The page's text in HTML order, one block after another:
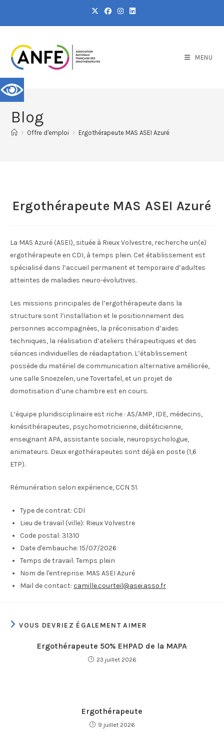
MENU
Blog
> Offre d'emploi > Ergothérapeute MAS ASEI Azuré
Ergothérapeute MAS ASEI Azuré
La MAS Azuré (ASEI), située à Rieux Volvestre, recherche un(e)
ergothérapeute en CDI, à temps plein. Cet établissement est
spécialisé dans l’accueil permanent et temporaire d’adultes
atteintes de maladies neuro-évolutives.
Les missions principales de l’ergothérapeute dans la
structure sont l’installation et le positionnement des
personnes accompagnées, la préconisation d’aides
techniques, la réalisation d’ateliers thérapeutiques et des
séances individuelles de réadaptation. L’établissement
possède du matériel de communication alternative améliorée,
une salle Snoezelen, une Tovertafel, et un projet de
domotisation d’une chambre est en cours.
L’équipe pluridisciplinaire est riche : AS/AMP, IDE, médecins,
kinésithérapeutes, psychomotricienne, diététicienne,
enseignant APA, assistante sociale, neuropsychologue,
animateurs. Deux ergothérapeutes sont déjà en poste (1,6
ETP).
Rémunération selon expérience, CCN 51.
Type de contrat: CDI
Lieu de travail (ville): Rieux Volvestre
Code postal: 31310
Date d'embauche: 15/07/2026
Temps de travail: Temps plein
Nom de l'entreprise: MAS ASEI Azuré
Mail de contact: camille.courteil@asei.asso.fr
VOUS DEVRIEZ ÉGALEMENT AIMER
Ergothérapeute 50% EHPAD de la MAPA
23 juillet 2026
Ergothérapeute
9 juillet 2026